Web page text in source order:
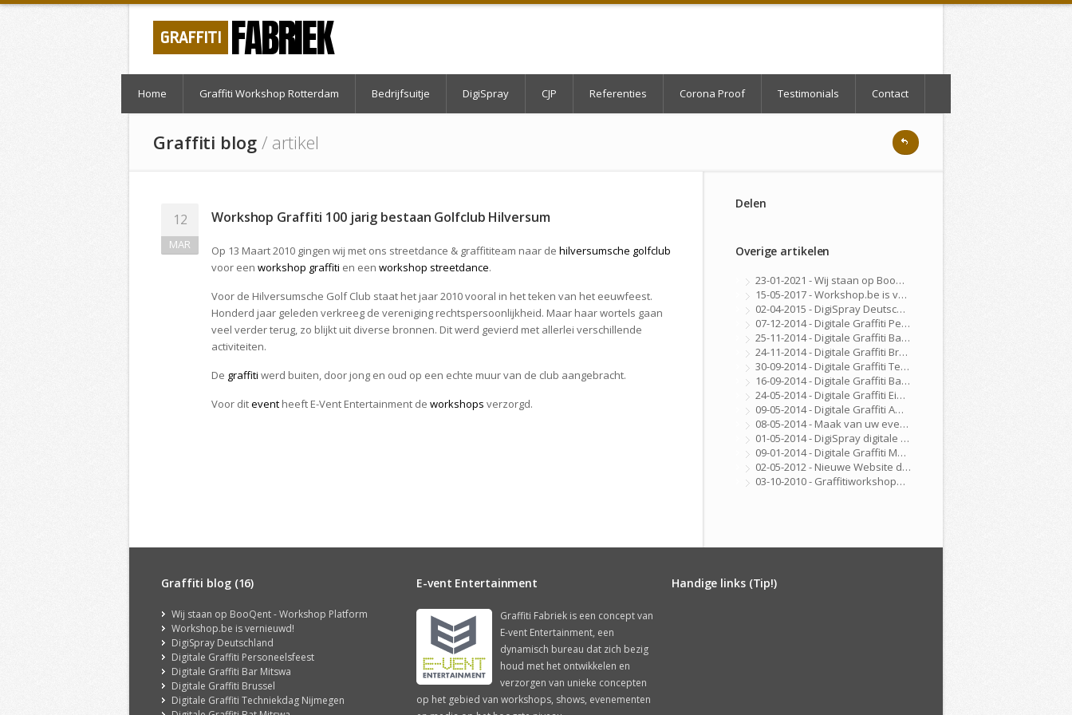
GRAFFITI FABRIEK
Home Graffiti Workshop Rotterdam Bedrijfsuitje DigiSpray CJP Referenties Corona Proof Testimonials Contact
Graffiti blog / artikel
12
MAR
Workshop Graffiti 100 jarig bestaan Golfclub Hilversum
Op 13 Maart 2010 gingen wij met ons streetdance & graffititeam naar de hilversumsche golfclub
voor een workshop graffiti en een workshop streetdance.
Voor de Hilversumsche Golf Club staat het jaar 2010 vooral in het teken van het eeuwfeest.
Honderd jaar geleden verkreeg de vereniging rechtspersoonlijkheid. Maar haar wortels gaan
veel verder terug, zo blijkt uit diverse bronnen. Dit werd gevierd met allerlei verschillende
activiteiten.
De graffiti werd buiten, door jong en oud op een echte muur van de club aangebracht.
Voor ditevent heeft E-Vent Entertainment de workshops verzorgd.
Delen
Overige artikelen
23-01-2021 - Wij staan op BooQent - Workshop Platform
15-05-2017 - Workshop.be is vernieuwd!
02-04-2015 - DigiSpray Deutschland
07-12-2014 - Digitale Graffiti Personeelsfeest
25-11-2014 - Digitale Graffiti Bar Mitswa
24-11-2014 - Digitale Graffiti Brussel
30-09-2014 - Digitale Graffiti Techniekdag Nijmegen
16-09-2014 - Digitale Graffiti Bat Mitswa
24-05-2014 - Digitale Graffiti Eindhoven
09-05-2014 - Digitale Graffiti Amsterdam
08-05-2014 - Maak van uw evenement, beurs, feest of congres een echte ervaring met onze DigiSpray Digitale Graffiti Wall!
01-05-2014 - DigiSpray digitale graffiti
09-01-2014 - Digitale Graffiti Marktplaats
02-05-2012 - Nieuwe Website de CKV Fabriek is Online
03-10-2010 - Graffitiworkshopbreda.nl gelanceerd!
Graffiti blog (16)
Wij staan op BooQent - Workshop Platform
Workshop.be is vernieuwd!
DigiSpray Deutschland
Digitale Graffiti Personeelsfeest
Digitale Graffiti Bar Mitswa
Digitale Graffiti Brussel
Digitale Graffiti Techniekdag Nijmegen
E-vent Entertainment
Graffiti Fabriek is een concept van
E-vent Entertainment, een
dynamisch bureau dat zich bezig
houd met het ontwikkelen en
verzorgen van unieke concepten
op het gebied van workshops, shows, evenementen
Handige links (Tip!)